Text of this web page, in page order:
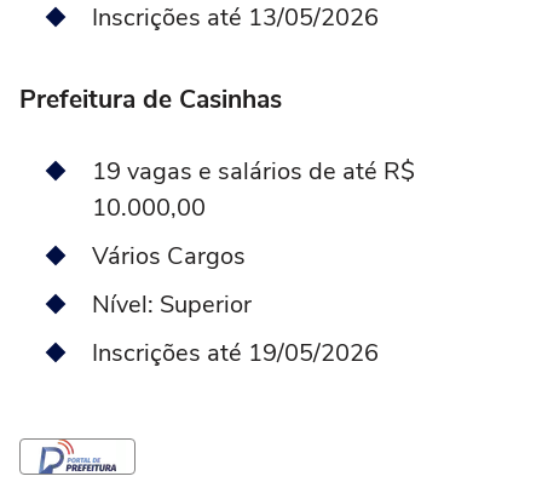
Inscrições até 13/05/2026
Prefeitura de Casinhas
19 vagas e salários de até R$
10.000,00
Vários Cargos
Nível: Superior
Inscrições até 19/05/2026